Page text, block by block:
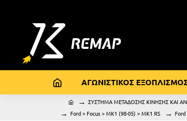
ΑΓΩΝΙΣΤΙΚΟΣ
ΣΥΣΤΗΜΑ ΜΕΤΑΔΟΣΗΣ ΚΙΝΗΣΗΣ ΚΑΙ
Ford > Focus > MK1 (98-05) > MK1 RS